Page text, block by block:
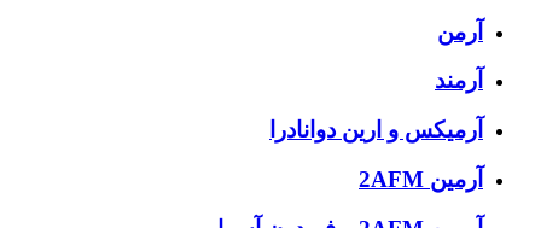
آرمن
آرمند
آرمیکس و ارین دوانادرا
آرمین 2AFM